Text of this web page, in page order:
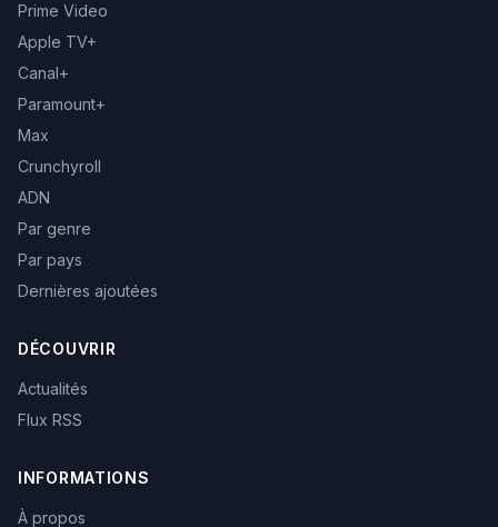
Prime Video
Apple TV+
Canal+
Paramount+
Max
Crunchyroll
ADN
Par genre
Par pays
Dernières ajoutées
DÉCOUVRIR
Actualités
Flux RSS
INFORMATIONS
À propos